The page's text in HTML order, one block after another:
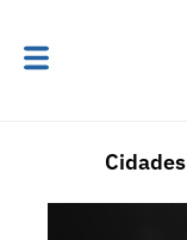
Cidades